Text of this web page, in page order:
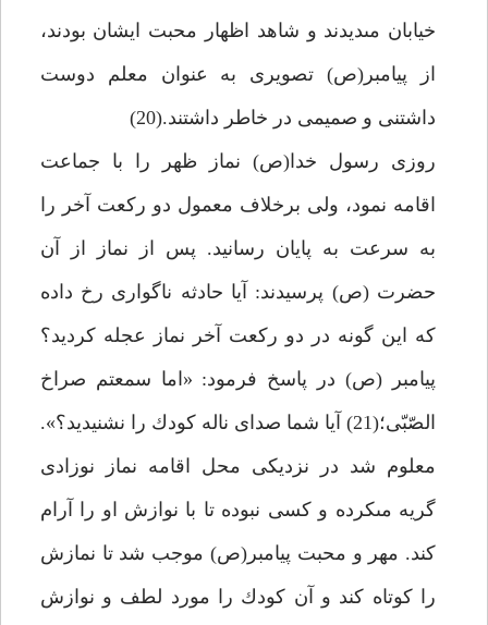
خيابان مى‏ديدند و شاهد اظهار محبت ايشان بودند،
از پيامبر(ص) تصويرى به عنوان معلم دوست
داشتنى و صميمى در خاطر داشتند.(20)
روزى رسول خدا(ص) نماز ظهر را با جماعت
اقامه نمود، ولى برخلاف معمول دو ركعت آخر را
به سرعت به پايان رسانيد. پس از نماز از آن
حضرت (ص) پرسيدند: آيا حادثه ناگوارى رخ داده
كه اين گونه در دو ركعت آخر نماز عجله كرديد؟
پيامبر (ص) در پاسخ فرمود: «اما سمعتم صراخ
الصّبّى؛(21) آيا شما صداى ناله كودك را نشنيديد؟».
معلوم شد در نزديكى محل اقامه نماز نوزادى
گريه مى‏كرده و كسى نبوده تا با نوازش او را آرام
كند. مهر و محبت پيامبر(ص) موجب شد تا نمازش
را كوتاه كند و آن كودك را مورد لطف و نوازش